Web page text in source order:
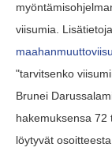
viisumia.
"tarvitsenko
Brunei
hakemuksensa 72
löytyvät osoitteesta